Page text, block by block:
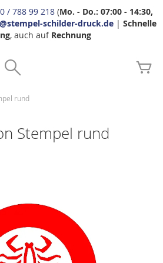
/ 788 99 218 (Mo. - Do.: 07:00 - 14:30,
schilder-druck.de| Schnelle
, auch auf Rechnung
rund
Stempel rund